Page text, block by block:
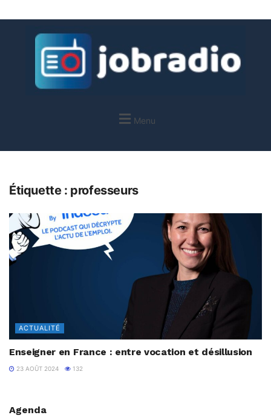
Menu
Étiquette : professeurs
ACTUALITÉ
Enseigner en France : entre vocation et désillusion
23 AOÛT 2024 132
Agenda